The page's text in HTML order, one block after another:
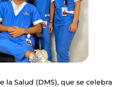
la Salud (DMS), que se celebra